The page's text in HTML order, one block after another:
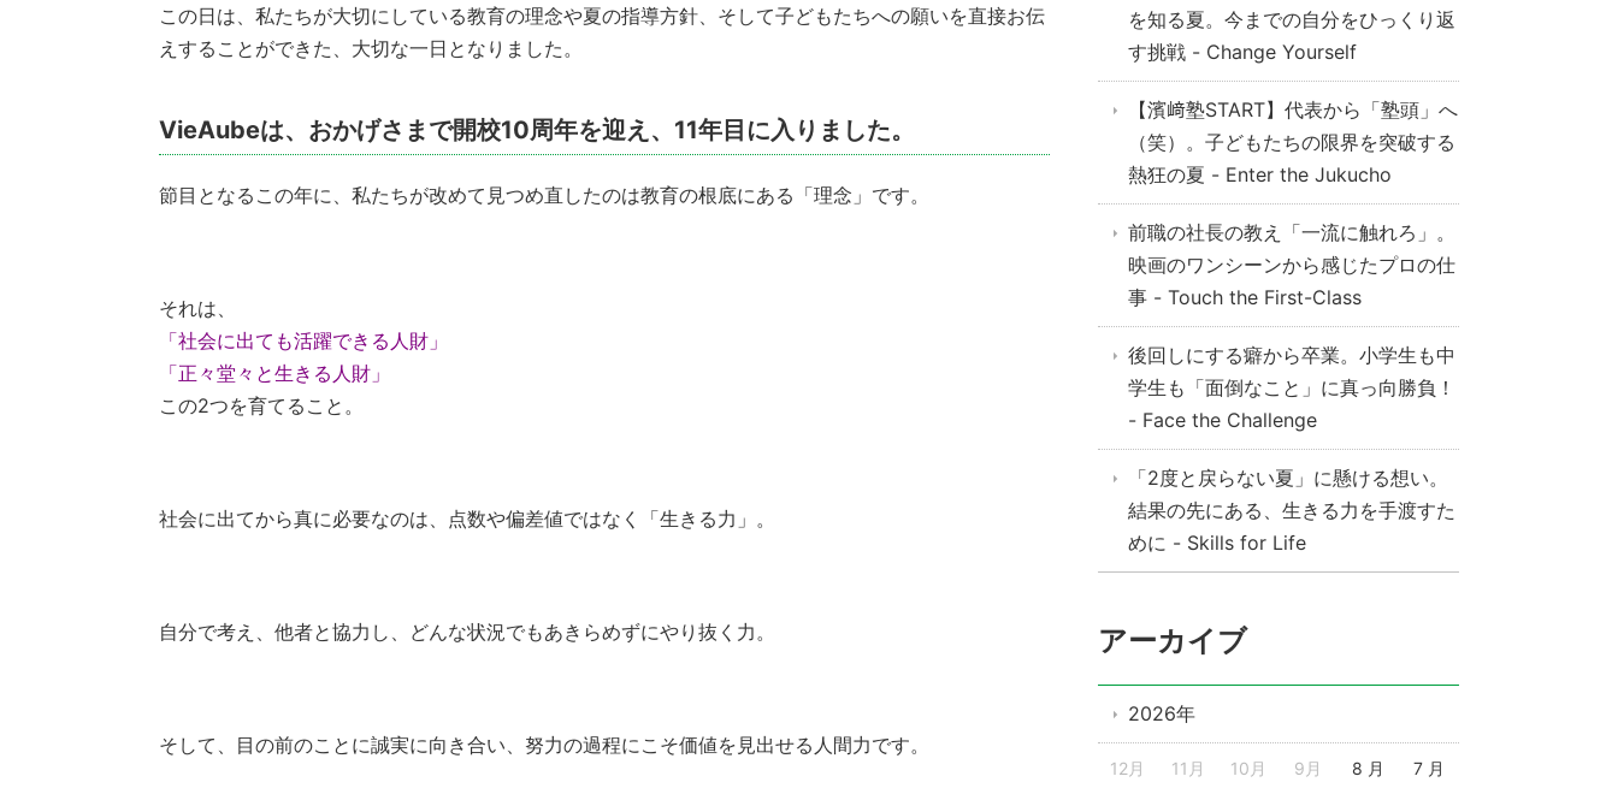
この日は、私たちが大切にしている教育の理念や夏の指導方針、そして子どもたちへの願いを直接お伝
えすることができた、大切な一日となりました。
VieAubeは、おかげさまで開校10周年を迎え、11年目に入りました。
節目となるこの年に、私たちが改めて見つめ直したのは教育の根底にある「理念」です。
それは、
「社会に出ても活躍できる人財」
「正々堂々と生きる人財」
この2つを育てること。
社会に出てから真に必要なのは、点数や偏差値ではなく「生きる力」。
自分で考え、他者と協力し、どんな状況でもあきらめずにやり抜く力。
そして、目の前のことに誠実に向き合い、努力の過程にこそ価値を見出せる人間力です。
を知る夏。今までの自分をひっくり返
す挑戦 - Change Yourself
【濱﨑塾START】代表から「塾頭」へ
（笑）。子どもたちの限界を突破する
熱狂の夏 - Enter the Jukucho
前職の社長の教え「一流に触れろ」。
映画のワンシーンから感じたプロの仕
事 - Touch the First-Class
後回しにする癖から卒業。小学生も中
学生も「面倒なこと」に真っ向勝負！
- Face the Challenge
「2度と戻らない夏」に懸ける想い。
結果の先にある、生きる力を手渡すた
めに - Skills for Life
アーカイブ
2026年
12月 11月 10月 9月 8 月 7 月